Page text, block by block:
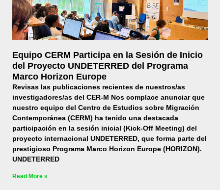
Equipo CERM Participa en la Sesión de Inicio
del Proyecto UNDETERRED del Programa
Marco Horizon Europe
Revisas las publicaciones recientes de nuestros/as
investigadores/as del CER-M Nos complace anunciar que
nuestro equipo del Centro de Estudios sobre Migración
Contemporánea (CERM) ha tenido una destacada
participación en la sesión inicial (Kick-Off Meeting) del
proyecto internacional UNDETERRED, que forma parte del
prestigioso Programa Marco Horizon Europe (HORIZON).
UNDETERRED
Read More »